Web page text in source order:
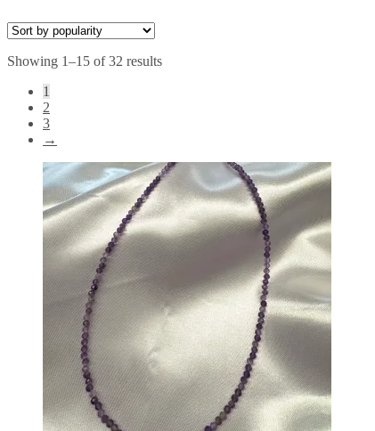
Showing 1–15 of 32 results
1
2
3
→